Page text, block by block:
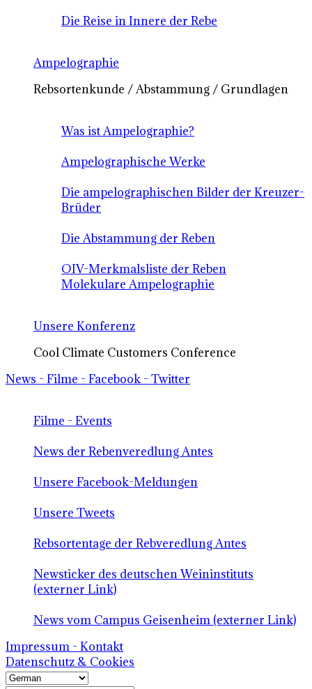
Die Reise in Innere der Rebe
Ampelographie
Rebsortenkunde / Abstammung / Grundlagen
Was ist Ampelographie?
Ampelographische Werke
Die ampelographischen Bilder der Kreuzer-
Brüder
Die Abstammung der Reben
OIV-Merkmalsliste der Reben
Molekulare Ampelographie
Unsere Konferenz
Cool Climate Customers Conference
News - Filme - Facebook - Twitter
Filme - Events
News der Rebenveredlung Antes
Unsere Facebook-Meldungen
Unsere Tweets
Rebsortentage der Rebveredlung Antes
Newsticker des deutschen Weininstituts
(externer Link)
News vom Campus Geisenheim (externer Link)
Impressum - Kontakt
Datenschutz & Cookies